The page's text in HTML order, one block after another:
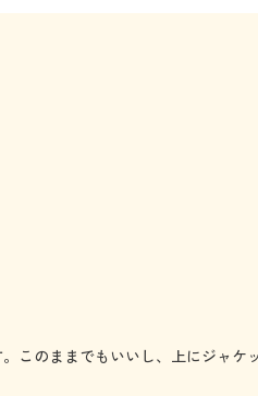
このままでもいいし、上にジャケ